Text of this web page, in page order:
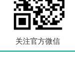
关注官方微信